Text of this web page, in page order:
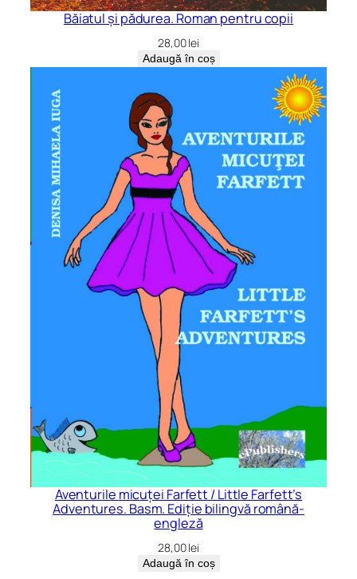
Băiatul și pădurea. Roman pentru copii
28,00lei
Adaugă în coș
Aventurile micuței Farfett / Little Farfett’s
Adventures. Basm. Ediție bilingvă română-
engleză
28,00lei
Adaugă în coș